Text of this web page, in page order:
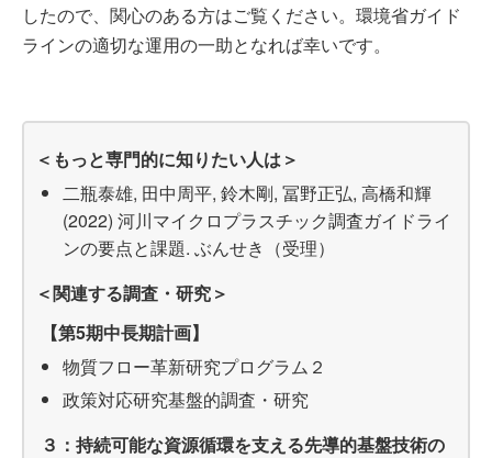
したので、関心のある方はご覧ください。環境省ガイド
ラインの適切な運用の一助となれば幸いです。
＜もっと専門的に知りたい人は＞
二瓶泰雄, 田中周平, 鈴木剛, 冨野正弘, 高橋和輝
(2022) 河川マイクロプラスチック調査ガイドライ
ンの要点と課題. ぶんせき（受理）
＜関連する調査・研究＞
【第5期中長期計画】
物質フロー革新研究プログラム２
政策対応研究基盤的調査・研究
３：持続可能な資源循環を支える先導的基盤技術の